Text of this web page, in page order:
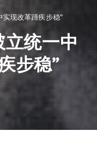
现改革蹄疾步稳”
统一中
步稳”